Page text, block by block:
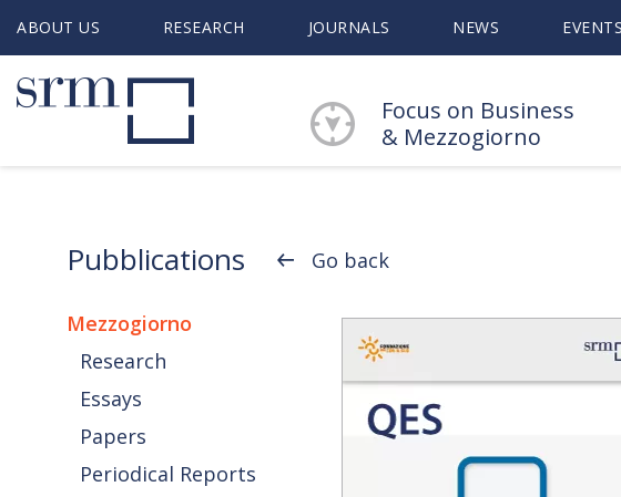
ABOUT US RESEARCH JOURNALS NEWS EVENTS
Focus on Business
& Mezzogiorno
Pubblications
Mezzogiorno
Research
Essays
Papers
Periodical Reports
Go back